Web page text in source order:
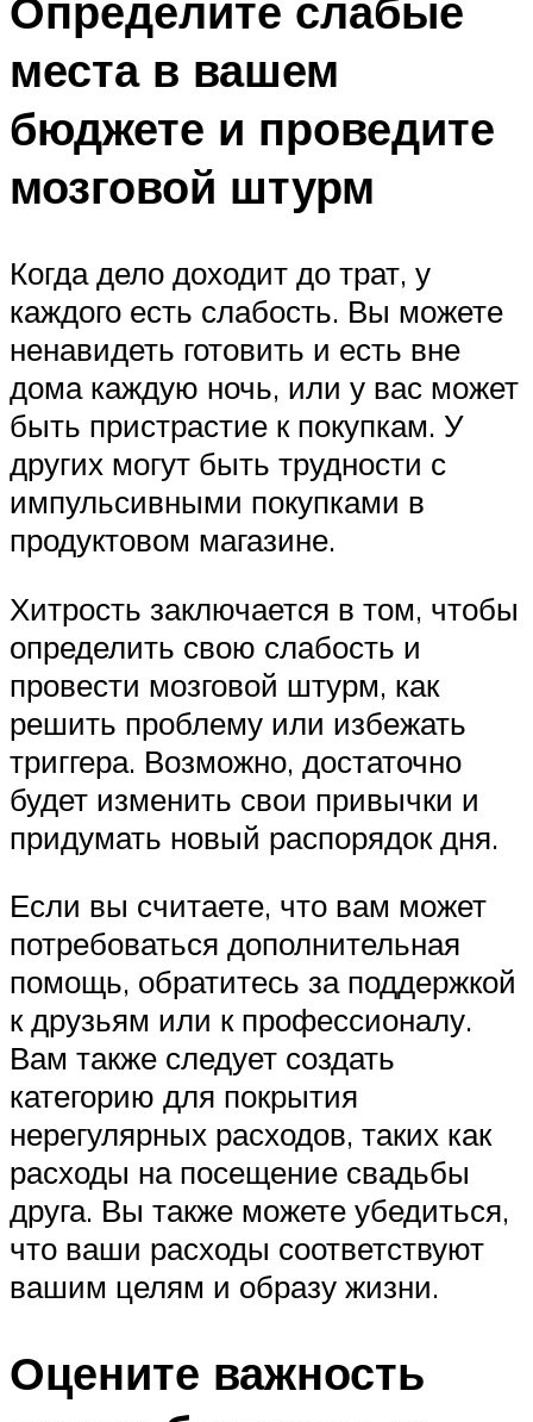
места в вашем
бюджете и проведите
мозговой штурм
Когда дело доходит до трат, у
каждого есть слабость. Вы можете
ненавидеть готовить и есть вне
дома каждую ночь, или у вас может
быть пристрастие к покупкам. У
других могут быть трудности с
импульсивными покупками в
продуктовом магазине.
Хитрость заключается в том, чтобы
определить свою слабость и
провести мозговой штурм, как
решить проблему или избежать
триггера. Возможно, достаточно
будет изменить свои привычки и
придумать новый распорядок дня.
Если вы считаете, что вам может
потребоваться дополнительная
помощь, обратитесь за поддержкой
к друзьям или к профессионалу.
Вам также следует создать
категорию для покрытия
нерегулярных расходов, таких как
расходы на посещение свадьбы
друга. Вы также можете убедиться,
что ваши расходы соответствуют
вашим целям и образу жизни.
Оцените важность